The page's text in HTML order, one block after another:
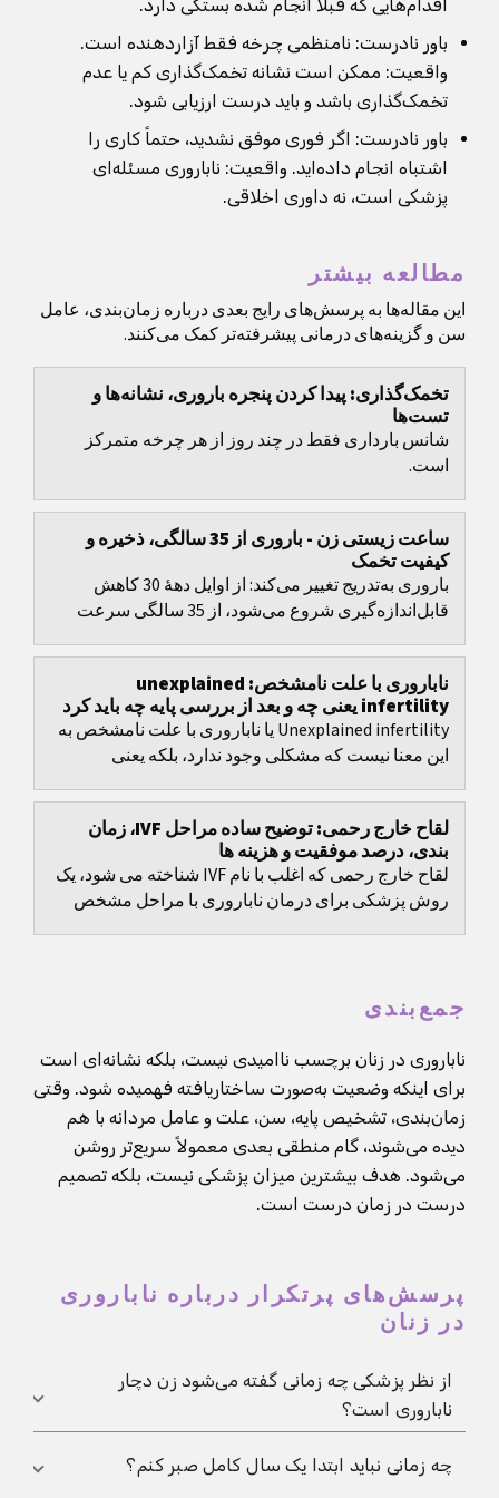
اقدام‌هایی که قبلاً انجام شده بستگی دارد.
باور نادرست: نامنظمی چرخه فقط آزاردهنده است.
واقعیت: ممکن است نشانه تخمک‌گذاری کم یا عدم
تخمک‌گذاری باشد و باید درست ارزیابی شود.
باور نادرست: اگر فوری موفق نشدید، حتماً کاری را
اشتباه انجام داده‌اید. واقعیت: ناباروری مسئله‌ای
پزشکی است، نه داوری اخلاقی.
مطالعه بیشتر
این مقاله‌ها به پرسش‌های رایج بعدی درباره زمان‌بندی، عامل
سن و گزینه‌های درمانی پیشرفته‌تر کمک می‌کنند.
تخمک‌گذاری: پیدا کردن پنجره باروری، نشانه‌ها و
تست‌ها
شانس بارداری فقط در چند روز از هر چرخه متمرکز
است.
ساعت زیستی زن - باروری از 35 سالگی، ذخیره و
کیفیت تخمک
باروری به‌تدریج تغییر می‌کند: از اوایل دههٔ 30 کاهش
قابل‌اندازه‌گیری شروع می‌شود، از 35 سالگی سرعت
چشمگیرتر...
ناباروری با علت نامشخص: unexplained
infertility یعنی چه و بعد از بررسی پایه چه باید کرد
Unexplained infertility یا ناباروری با علت نامشخص به
این معنا نیست که مشکلی وجود ندارد، بلکه یعنی
نشان...
لقاح خارج رحمی: توضیح ساده مراحل IVF، زمان
بندی، درصد موفقیت و هزینه ها
لقاح خارج رحمی که اغلب با نام IVF شناخته می شود، یک
روش پزشکی برای درمان ناباروری با مراحل مشخص
جمع‌بندی
ناباروری در زنان برچسب ناامیدی نیست، بلکه نشانه‌ای است
برای اینکه وضعیت به‌صورت ساختاریافته فهمیده شود. وقتی
زمان‌بندی، تشخیص پایه، سن، علت و عامل مردانه با هم
دیده می‌شوند، گام منطقی بعدی معمولاً سریع‌تر روشن
می‌شود. هدف بیشترین میزان پزشکی نیست، بلکه تصمیم
درست در زمان درست است.
پرسش‌های پرتکرار درباره ناباروری
در زنان
از نظر پزشکی چه زمانی گفته می‌شود زن دچار
ناباروری است؟
معمولاً زمانی که پس از حدود 12 ماه رابطه جنسی منظم وچه زمانی نباید ابتدا یک سال کامل صبر کنم؟